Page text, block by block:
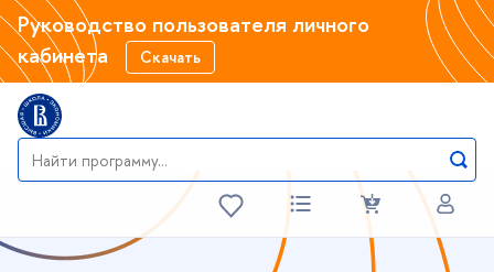
Руководство пользователя личного
кабинета
Скачать